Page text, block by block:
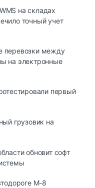
на складах
точный учет
перевозки между
на электронные
первый
грузовик на
обновит софт
М-8